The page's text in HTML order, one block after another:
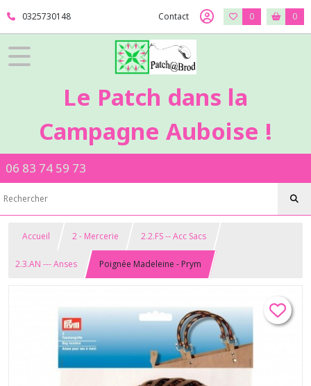
0325730148 Contact 0 0
Le Patch dans la
Campagne Auboise !
06 83 74 59 73
Accueil 2 - Mercerie 2.2.FS -- Acc Sacs
2.3.AN --- Anses Poignée Madeleine - Prym